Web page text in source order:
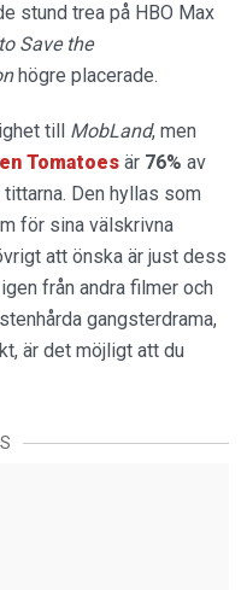
stund trea på HBO Max
Save the
högre placerade.
till MobLand, men
Tomatoes är 76% av
tittarna. Den hyllas som
för sina välskrivna
att önska är just dess
från andra filmer och
gangsterdrama,
är det möjligt att du